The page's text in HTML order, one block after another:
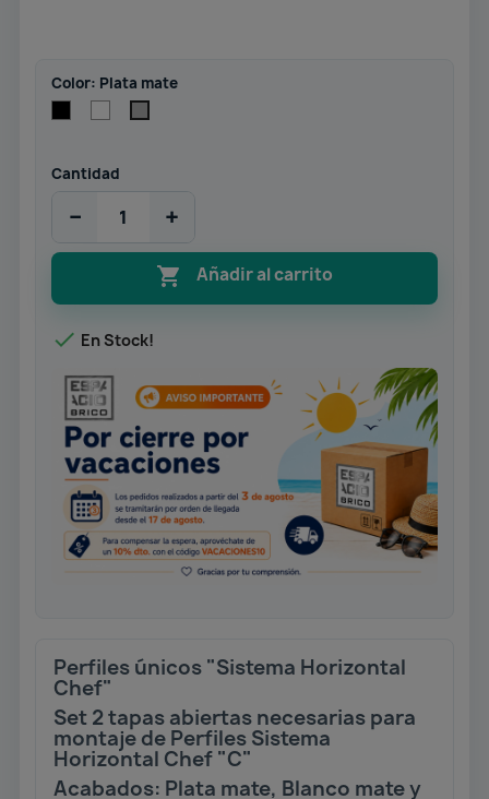
Color: Plata mate
Cantidad
− +
 Añadir al carrito
 En Stock!
Perfiles únicos "Sistema Horizontal
Chef"
Set 2 tapas abiertas necesarias para
montaje de Perfiles Sistema
Horizontal Chef "C"
Acabados: Plata mate, Blanco mate y